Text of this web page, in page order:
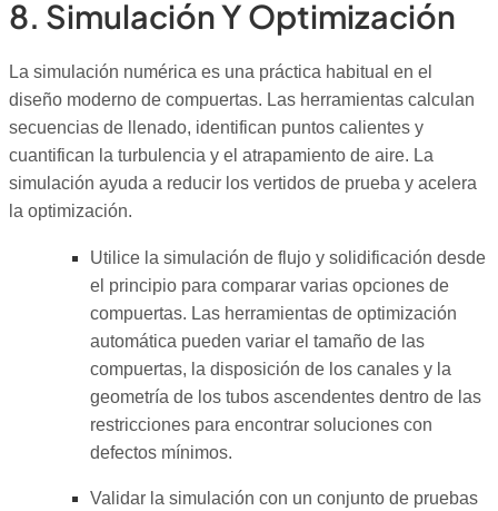
8. Simulación Y Optimización
La simulación numérica es una práctica habitual en el
diseño moderno de compuertas. Las herramientas calculan
secuencias de llenado, identifican puntos calientes y
cuantifican la turbulencia y el atrapamiento de aire. La
simulación ayuda a reducir los vertidos de prueba y acelera
la optimización.
Utilice la simulación de flujo y solidificación desde
el principio para comparar varias opciones de
compuertas. Las herramientas de optimización
automática pueden variar el tamaño de las
compuertas, la disposición de los canales y la
geometría de los tubos ascendentes dentro de las
restricciones para encontrar soluciones con
defectos mínimos.
Validar la simulación con un conjunto de pruebas